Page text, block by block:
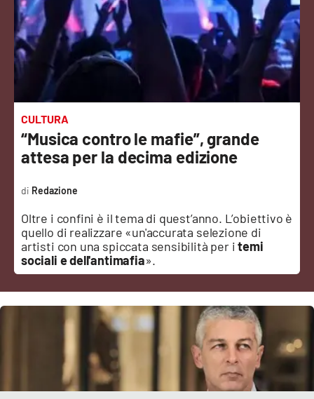
Sanità
Sport
Cultura
Podcast
Meteo
Editoriali
VIDEO
Ambiente
Cronaca
Economia e Lavoro
CULTURA
“Musica contro le mafie”, grande
attesa per la decima edizione
Oltre i confini è il tema di quest’anno. L’obiettivo è
quello di realizzare «un'accurata selezione di
artisti con una spiccata sensibilità per itemi
sociali e dell'antimafia».
Redazione